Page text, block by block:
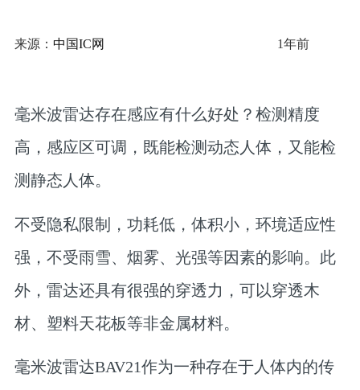
来源： 中国IC网 1年前
毫米波雷达存在感应有什么好处？检测精度
高，感应区可调，既能检测动态人体，又能检
测静态人体。
不受隐私限制，功耗低，体积小，环境适应性
强，不受雨雪、烟雾、光强等因素的影响。此
外，雷达还具有很强的穿透力，可以穿透木
材、塑料天花板等非金属材料。
毫米波雷达BAV21作为一种存在于人体内的传